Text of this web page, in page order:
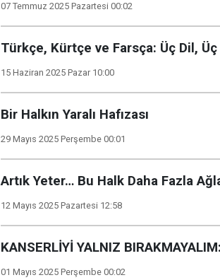
07 Temmuz 2025 Pazartesi 00:02
Türkçe, Kürtçe ve Farsça: Üç Dil,
15 Haziran 2025 Pazar 10:00
Bir Halkın Yaralı Hafızası
29 Mayıs 2025 Perşembe 00:01
Artık Yeter… Bu Halk Daha Fazla
12 Mayıs 2025 Pazartesi 12:58
KANSERLİYİ YALNIZ
01 Mayıs 2025 Perşembe 00:02